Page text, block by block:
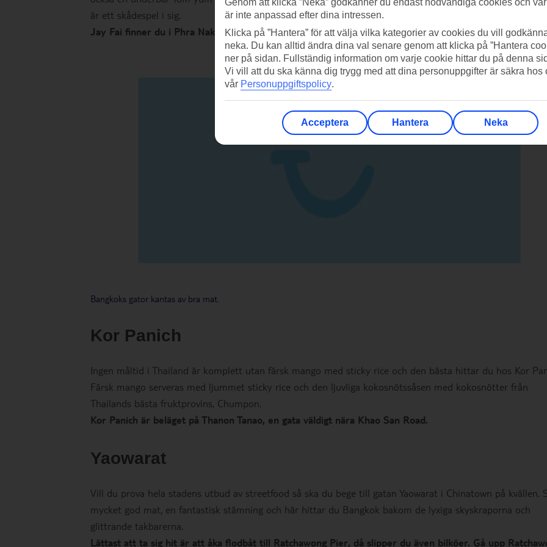
är ett skådespel i sig.
Jay Fai finner du i Phra Nakorn, på 327 Maha Chai Rd, nära Giant Red Swing och Chinatown.
Bangkoks gator kantas av bra mat.
Kor Panich
Ingen måltid i Thailand är komplett utan färsk mango med sticky rice och den bästa hittar du hos Kor
Färsk mango serveras med ljummet sticky rice och den ljuvliga kokosnötssåsen med kokosnötter från
Thailands bästa fruktprovins, Chumpon.
Kor Panich är beläget på Thanon Tanao, en gata väldigt nära Khao San Road.
Yaowarat
Vill du prova hela stadens utbud av streetfood så ska du bege till gatan Yaowarat i Chinatown på kvällen.
mycket god mat, en fantastisk stämning och här hittar du Bangkok bakom de lyxiga skyskraporna och
glittrande takbarerna.
Lättast att ta sig hit är att åka flodbåt till Ratchawong Pier, då slipper du även bilköer. Gå upp
är inte anpassad efter dina intressen.
Klicka på ”Hantera” för att välja vilka kategorier av cookies du vill
neka. Du kan alltid ändra dina val senare genom att klicka på ”Hantera
ner på sidan. Fullständig information om varje cookie hittar du på denna
Vi vill att du ska känna dig trygg med att dina personuppgifter är säkra hos
vår Personuppgiftspolicy.
Acceptera Hantera Neka